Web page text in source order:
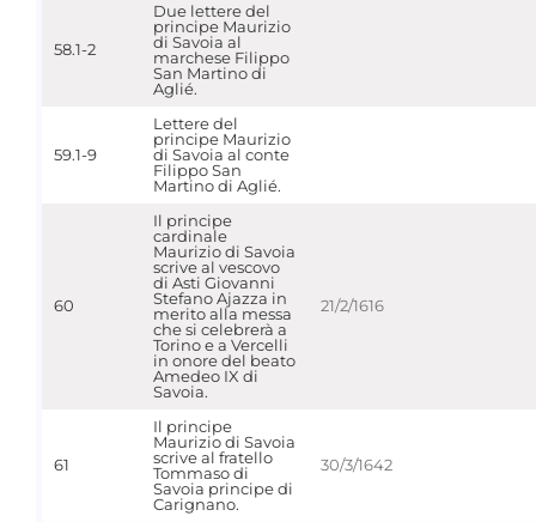
58.1-2
Due lettere del
principe Maurizio
di Savoia al
marchese Filippo
San Martino di
Aglié.
59.1-9
Lettere del
principe Maurizio
di Savoia al conte
Filippo San
Martino di Aglié.
60
Il principe
cardinale
Maurizio di Savoia
scrive al vescovo
di Asti Giovanni
Stefano Ajazza in
merito alla messa
che si celebrerà a
Torino e a Vercelli
in onore del beato
Amedeo IX di
Savoia.
21/2/1616
61
Il principe
Maurizio di Savoia
scrive al fratello
Tommaso di
Savoia principe di
Carignano.
30/3/1642